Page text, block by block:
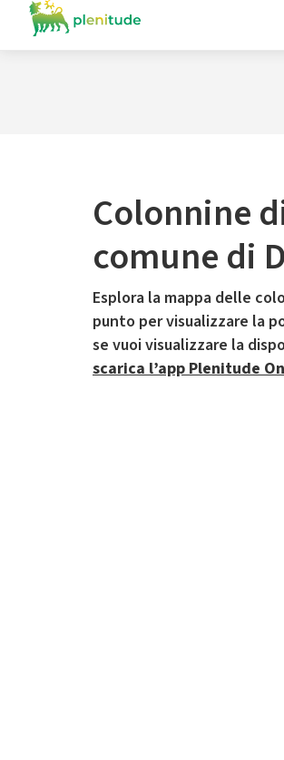
Colonnine
comune di
Esplora la mappa delle
punto per visualizzare la
se vuoi visualizzare la
scarica l’app Plenitude